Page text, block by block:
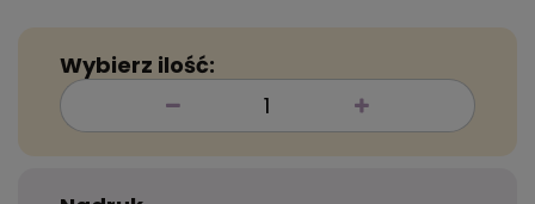
Wybierz ilość: